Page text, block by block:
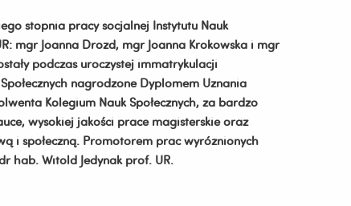
stopnia pracy socjalnej Instytutu Nauk
mgr Joanna Drozd, mgr Joanna Krokowska i mgr
podczas uroczystej immatrykulacji
nagrodzone Dyplomem Uznania
Kolegium Nauk Społecznych, za bardzo
wysokiej jakości prace magisterskie oraz
i społeczną. Promotorem prac wyróżnionych
hab. Witold Jedynak prof. UR.